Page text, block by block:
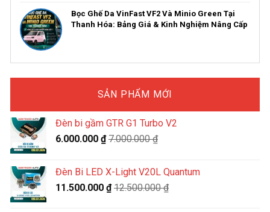
Bọc Ghế Da VinFast VF2 Và Minio Green Tại
Thanh Hóa: Bảng Giá & Kinh Nghiệm Nâng Cấp
SẢN PHẨM MỚI
Đèn bi gầm GTR G1 Turbo V2
6.000.000 ₫ 7.000.000₫
Đèn Bi LED X-Light V20L Quantum
11.500.000 ₫ 12.500.000₫